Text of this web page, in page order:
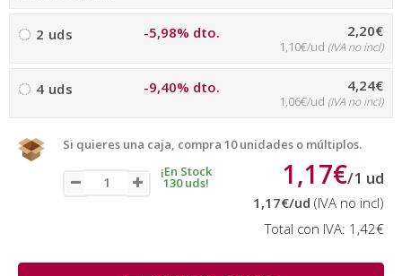
2 uds -5,98% dto. 2,20€
1,10€/ud (IVA no incl)
4 uds -9,40% dto. 4,24€
1,06€/ud (IVA no incl)
Si quieres una caja, compra 10 unidades o múltiplos.
¡En Stock
130 uds! 1,17€/1 ud
1,17€/ud (IVA no incl)
Total con IVA: 1,42€